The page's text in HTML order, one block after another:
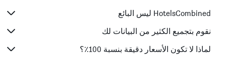
HotelsCombined ليس البائع
نقوم بتجميع الكثير من البيانات لك
لماذا لا تكون الأسعار دقيقة بنسبة 100٪؟